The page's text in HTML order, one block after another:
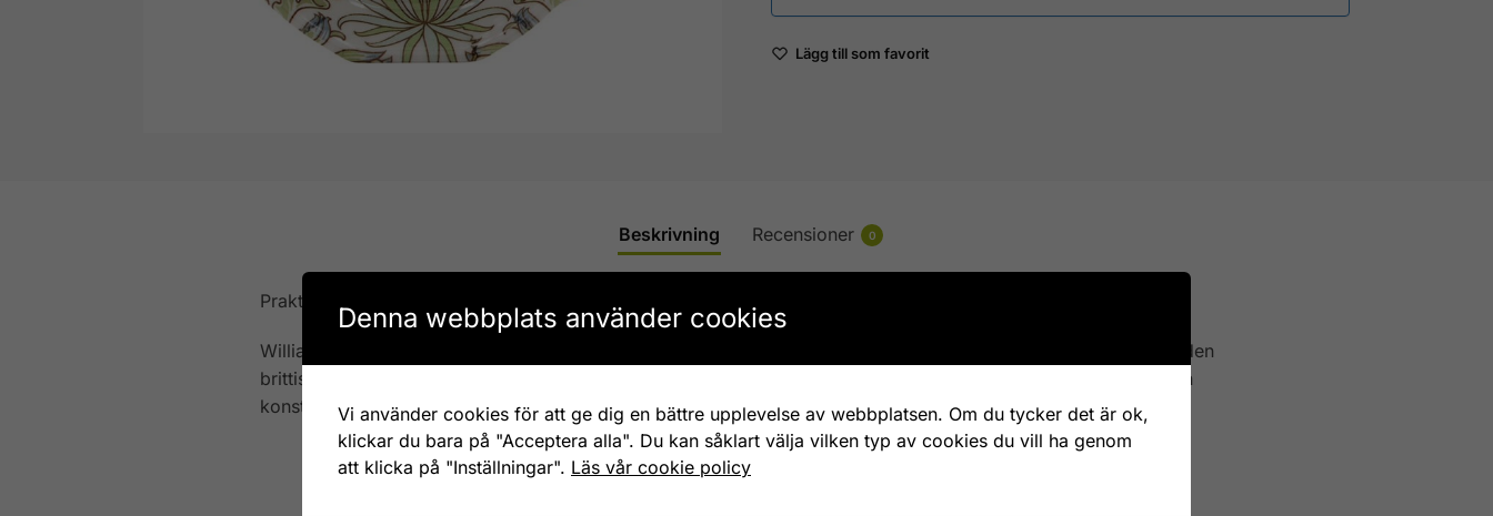
Lägg till som favorit
Beskrivning Recensioner 0
Praktiskt fat i melamin för tepåsen eller tekulan med fint William Morrismönster. Mått 13x10x2 cm (bxhxd).
William Morris (1834-1896) var en brittisk konstnär, formgivare och författare. En av förgrundsfigurerna inom den
brittiska Arts and Crafts-rörelsen. Mest känd för sina fantastiska jugendmönster som finns på tapeter, tyger och
konsthantverk.
Denna webbplats använder cookies
Vi använder cookies för att ge dig en bättre upplevelse av webbplatsen. Om du tycker det är ok,
klickar du bara på "Acceptera alla". Du kan såklart välja vilken typ av cookies du vill ha genom
att klicka på "Inställningar". Läs vår cookie policy